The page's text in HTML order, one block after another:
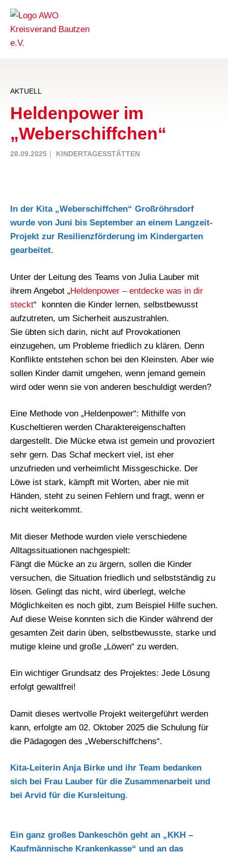
AKTUELL
Heldenpower im
„Weberschiffchen“
28.09.2025 KINDERTAGESSTÄTTEN
In der Kita „Weberschiffchen“ Großröhrsdorf
wurde von Juni bis September an einem Langzeit-
Projekt zur Resilienzförderung im Kindergarten
gearbeitet.
Unter der Leitung des Teams von Julia Lauber mit
ihrem Angebot „Heldenpower – entdecke was in dir
steckt“ konnten die Kinder lernen, selbstbewusst
aufzutreten, um Sicherheit auszustrahlen.
Sie übten sich darin, nicht auf Provokationen
einzugehen, um Probleme friedlich zu klären. Denn
Konflikte entstehen schon bei den Kleinsten. Aber wie
sollen Kinder damit umgehen, wenn jemand gemein
wird oder wenn sie von anderen beschuldigt werden?
Eine Methode von „Heldenpower“: Mithilfe von
Kuscheltieren werden Charaktereigenschaften
dargestellt. Die Mücke etwa ist gemein und provoziert
sehr gern. Das Schaf meckert viel, ist eher
unzufrieden und verheimlicht Missgeschicke. Der
Löwe ist stark, kämpft mit Worten, aber nie mit
Händen, steht zu seinen Fehlern und fragt, wenn er
nicht weiterkommt.
Mit dieser Methode wurden viele verschiedene
Alltagssituationen nachgespielt:
Fängt die Mücke an zu ärgern, sollen die Kinder
versuchen, die Situation friedlich und selbstständig zu
lösen. Gelingt das nicht, wird überlegt, welche
Möglichkeiten es noch gibt, zum Beispiel Hilfe suchen.
Auf diese Weise konnten sich die Kinder während der
gesamten Zeit darin üben, selbstbewusste, starke und
mutige kleine und große „Löwen“ zu werden.
Ein wichtiger Grundsatz des Projektes: Jede Lösung
erfolgt gewaltfrei!
Damit dieses wertvolle Projekt weitergeführt werden
kann, erfolgte am 02. Oktober 2025 die Schulung für
die Pädagogen des „Weberschiffchens“.
Kita-Leiterin Anja Birke und ihr Team bedanken
sich bei Frau Lauber für die Zusammenarbeit und
bei Arvid für die Kursleitung.
Ein ganz großes Dankeschön geht an „KKH –
Kaufmännische Krankenkasse“ und an das